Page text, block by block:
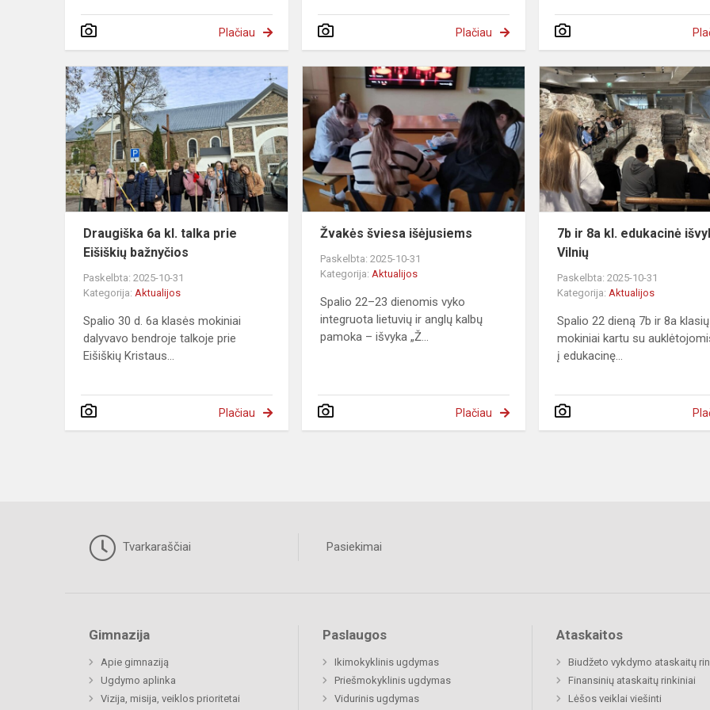
Plačiau Plačiau
Draugiška
6a
kl.
talka
prie
Eišiškių
bažnyčios
Draugiška 6a kl. talka prie
Eišiškių bažnyčios
Paskelbta: 2025-10-31
Kategorija: Aktualijos
Spalio 30 d. 6a klasės mokiniai
dalyvavo bendroje talkoje prie
Eišiškių Kristaus...
Plačiau
Žvakės
šviesa
išėjusiems
Žvakės šviesa išėjusiems
Paskelbta: 2025-10-31
Kategorija:Aktualijos
Spalio 22–23 dienomis vyko
integruota lietuvių ir anglų kalbų
pamoka – išvyka „Ž...
Plačiau
7b ir 8a kl. edukacinė
Vilnių
Paskelbta: 2025-10-31
Kategorija:Aktualijos
Spalio 22 dieną 7b ir 8a klasių
mokiniai kartu su
į edukacinę...
Tvarkaraščiai Pasiekimai
Gimnazija
Apie gimnaziją
Ugdymo aplinka
Vizija, misija, veiklos prioritetai
Paslaugos
Ikimokyklinis ugdymas
Priešmokyklinis ugdymas
Vidurinis ugdymas
Ataskaitos
Biudžeto vykdymo ataskaitų
Finansinių ataskaitų rinkiniai
Lėšos veiklai viešinti